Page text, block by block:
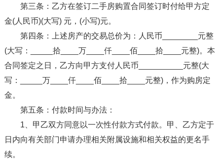
第三条：乙方在签订二手房购置合同签订时付给甲方定
金(人民币)(大写) 元，(小写)元。
第四条：上述房产的交易总价为：人民币________元整
(大写：_____拾____万____仟____佰____拾____元整)。本
合同签定之日，乙方向甲方支付人民币__________元整(大
写：_____万____仟____佰____拾____元整)，作为购房定
金。
第五条：付款时间与办法：
1、甲乙双方同意以一次性付款方式付款。甲、乙方定于
日内向有关部门申请办理相关附属设施和相关权益的更名手
续。